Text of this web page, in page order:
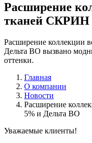
Расширение
тканей СКРИН
Расширение коллекции
Дельта BO вызвано
оттенки.
Главная
О компании
Новости
Расширение
5% и Дельта BO
Уважаемые клиенты!